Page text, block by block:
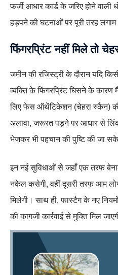
फर्जी आधार कार्ड के जरिए होने
हड़पने की घटनाओं पर पूरी तरह लगाम
फिंगरप्रिंट नहीं मिले तो
जमीन की रजिस्ट्री के दौरान यदि
व्यक्ति के फिंगरप्रिंट घिसने के कारण
लिए फेस ऑथेंटिकेशन (चेहरा स्कैन)
अलावा, जरूरत पड़ने पर आधार से
भेजकर भी पहचान की पुष्टि की जा
इन नई सुविधाओं से जहाँ एक तरफ
नकेल कसेगी, वहीं दूसरी तरफ आम
मिलेगी। साथ ही, फास्टैग के नए
की कागजी कार्रवाई से मुक्ति मिल